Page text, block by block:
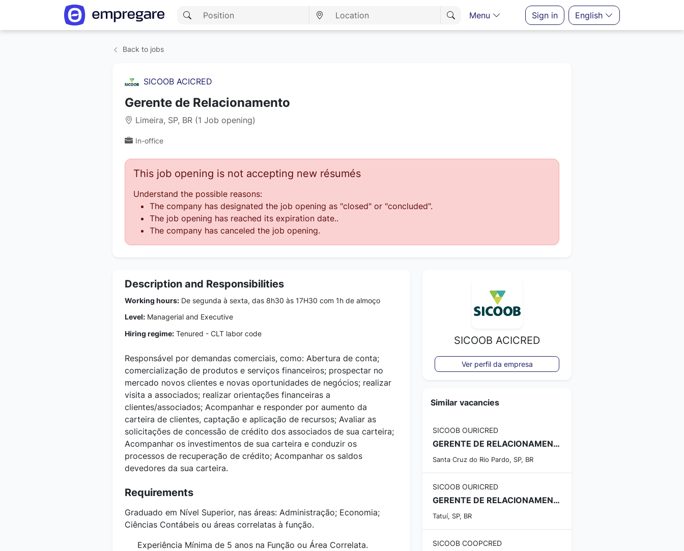
Menu Sign in English
Back to jobs
SICOOB ACICRED
Gerente de Relacionamento
Limeira, SP, BR (1 Job opening)
In-office
This job opening is not accepting new résumés
Understand the possible reasons:
The company has designated the job opening as "closed" or "concluded".
The job opening has reached its expiration date..
The company has canceled the job opening.
Description and Responsibilities
Working hours: De segunda à sexta, das 8h30 às 17H30 com 1h de almoço
Level: Managerial and Executive
Hiring regime: Tenured - CLT labor code
Responsável por demandas comerciais, como: Abertura de conta;
comercialização de produtos e serviços financeiros; prospectar no
mercado novos clientes e novas oportunidades de negócios; realizar
visita a associados; realizar orientações financeiras a
clientes/associados; Acompanhar e responder por aumento da
carteira de clientes, captação e aplicação de recursos; Avaliar as
solicitações de concessão de crédito dos associados de sua carteira;
Acompanhar os investimentos de sua carteira e conduzir os
processos de recuperação de crédito; Acompanhar os saldos
devedores da sua carteira.
Requirements
Graduado em Nível Superior, nas áreas: Administração; Economia;
Ciências Contábeis ou áreas correlatas à função.
Experiência Mínima de 5 anos na Função ou Área Correlata.
SICOOB ACICRED
Ver perfil da empresa
Similar vacancies
SICOOB OURICRED
GERENTE DE RELACIONAMENTO
Santa Cruz do Rio Pardo, SP, BR
SICOOB OURICRED
GERENTE DE RELACIONAMENTO
Tatuí, SP, BR
SICOOB COOPCRED